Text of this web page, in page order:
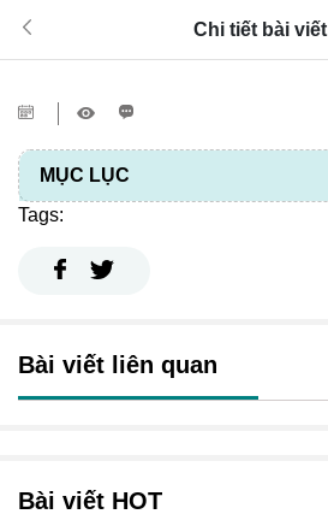
Chi tiết bài viết
MỤC LỤC
Tags:
Bài viết liên quan
Bài viết HOT